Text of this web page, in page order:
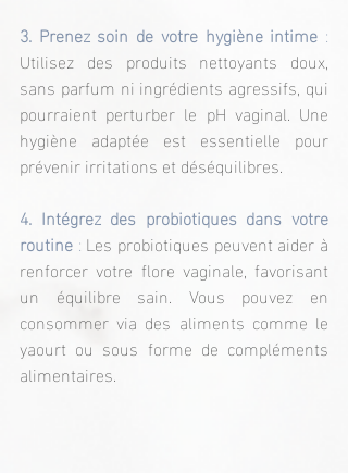
3. Prenez soin de votre hygiène intime :
Utilisez des produits nettoyants doux,
sans parfum ni ingrédients agressifs, qui
pourraient perturber le pH vaginal. Une
hygiène adaptée est essentielle pour
prévenir irritations et déséquilibres.
4. Intégrez des probiotiques dans votre
routine : Les probiotiques peuvent aider à
renforcer votre flore vaginale, favorisant
un équilibre sain. Vous pouvez en
consommer via des aliments comme le
yaourt ou sous forme de compléments
alimentaires.